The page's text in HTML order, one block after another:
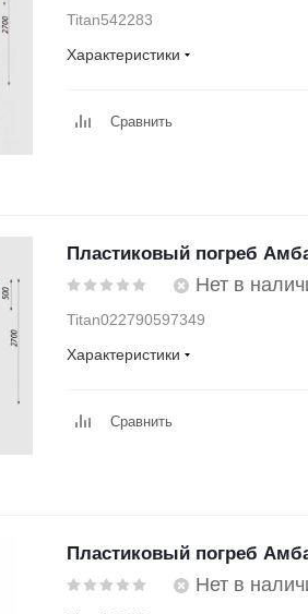
Titan542283
Характеристики
Сравнить
Пластиковый погреб
Нет в
Titan022790597349
Характеристики
Сравнить
Пластиковый погреб
Нет в